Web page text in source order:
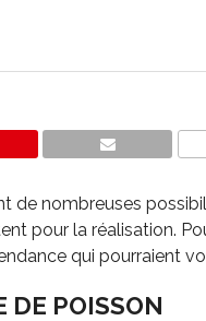
de nombreuses
pour la réalisation.
qui pourraient
DE POISSON